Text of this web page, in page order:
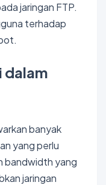
jaringan FTP.
terhadap
dalam
banyak
yang perlu
bandwidth yang
jaringan